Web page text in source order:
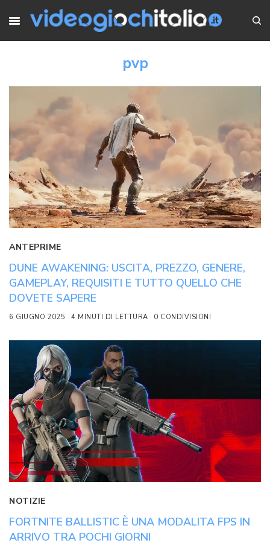
pvp
ANTEPRIME
DUNE AWAKENING: USCITA, PREZZO, GENERE,
GAMEPLAY, REQUISITI E TUTTO QUELLO CHE
DOVETE SAPERE
6 GIUGNO 2025 4 MINUTI DI LETTURA 0 CONDIVISIONI
NOTIZIE
FORTNITE BALLISTIC È UNA MODALITA FPS IN
ARRIVO TRA POCHI GIORNI